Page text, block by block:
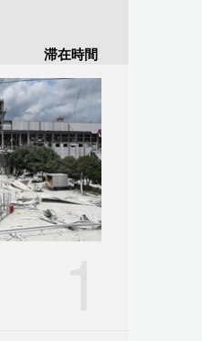
滞在時間